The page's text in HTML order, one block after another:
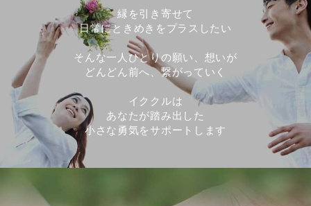
縁を引き寄せて
日常にときめきをプラスしたい
そんな一人ひとりの願い、想いが
どんどん前へ、繋がっていく
イククルは
あなたが踏み出した
小さな勇気をサポートします